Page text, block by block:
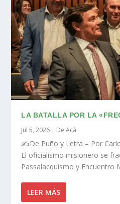
LA BATALLA POR LA
Jul 5, 2026 | De Acá
✍️De Puño y Letra – Por
El oficialismo misionero se
Passalacquismo y Encuentro
LEER MÁS